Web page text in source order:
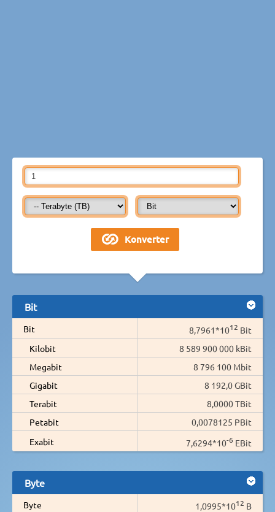
Bit
Bit 8,7961*1012 Bit
Kilobit
8 589 900 000 kBit
Megabit
8 796 100 Mbit
Gigabit
8 192,0 GBit
Terabit
8,0000 TBit
Petabit
0,0078125 PBit
Exabit
7,6294*10-6 EBit
Byte
Byte 1,0995*1012 B